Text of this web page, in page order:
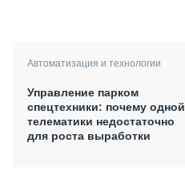
Автоматизация и технологии
Управление парком
спецтехники: почему одной
телематики недостаточно
для роста выработки